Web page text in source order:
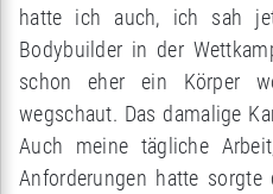
hatte ich auch, ich sah
Bodybuilder in der
schon eher ein Körper
wegschaut. Das damalige
Auch meine tägliche
Anforderungen hatte